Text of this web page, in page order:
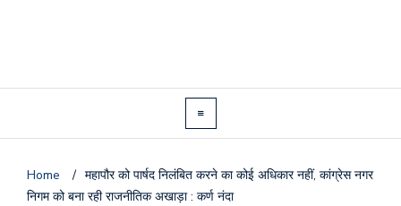
Home / ​महापौर को पार्षद निलंबित करने का कोई अधिकार नहीं, कांग्रेस नगर
निगम को बना रही राजनीतिक अखाड़ा : कर्ण नंदा